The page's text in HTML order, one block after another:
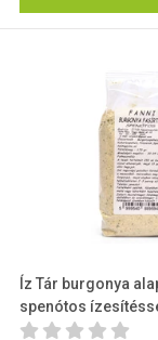
Íz Tár burgonya
spenótos